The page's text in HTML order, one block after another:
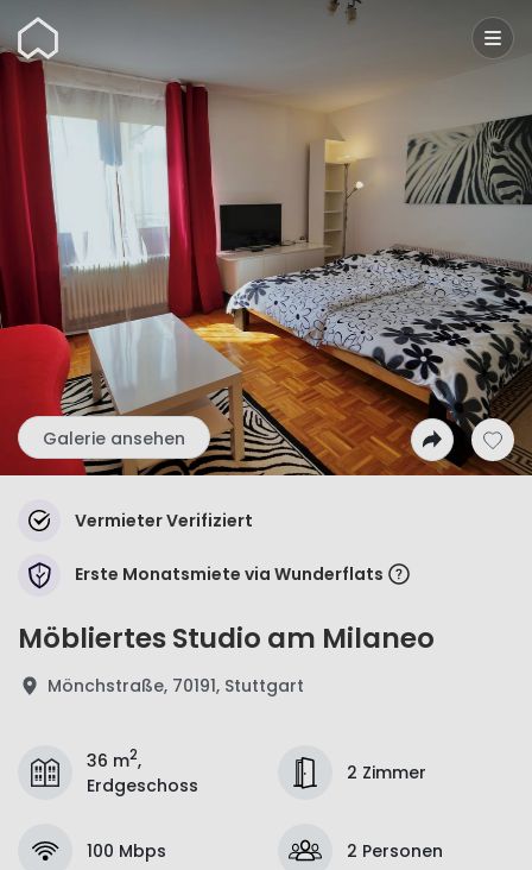
Wunderflats
Galerie ansehen
Vermieter Verifiziert
Erste Monatsmiete via Wunderflats
Möbliertes Studio am Milaneo
Mönchstraße, 70191, Stuttgart
36 m2,
Erdgeschoss
2 Zimmer
100 Mbps 2 Personen